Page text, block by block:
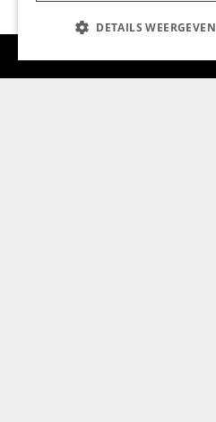
DETAILS WEERGEVEN